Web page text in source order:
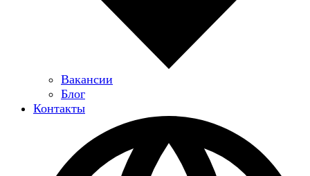
Вакансии
Блог
Контакты